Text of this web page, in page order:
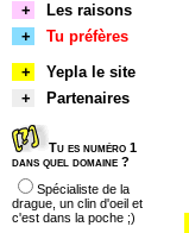
+
Les raisons
+
Tu préfères
+
Yepla le site
+
Partenaires
Tu es numéro 1
dans quel domaine ?
Spécialiste de la
drague, un clin d'oeil et
c'est dans la poche ;)